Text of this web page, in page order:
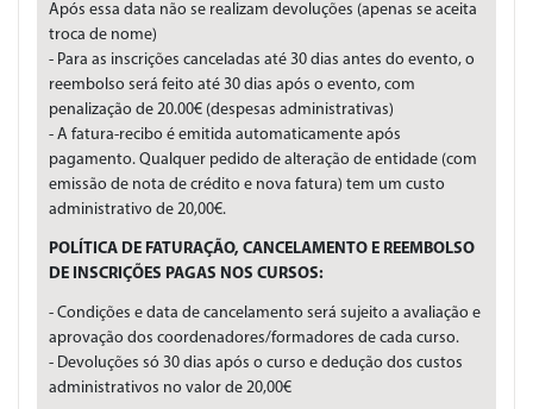
Após essa data não se realizam devoluções (apenas se aceita
troca de nome)
- Para as inscrições canceladas até 30 dias antes do evento, o
reembolso será feito até 30 dias após o evento, com
penalização de 20.00€ (despesas administrativas)
- A fatura-recibo é emitida automaticamente após
pagamento. Qualquer pedido de alteração de entidade (com
emissão de nota de crédito e nova fatura) tem um custo
administrativo de 20,00€.
POLÍTICA DE FATURAÇÃO, CANCELAMENTO E REEMBOLSO
DE INSCRIÇÕES PAGAS NOS CURSOS:
- Condições e data de cancelamento será sujeito a avaliação e
aprovação dos coordenadores/formadores de cada curso.
- Devoluções só 30 dias após o curso e dedução dos custos
administrativos no valor de 20,00€